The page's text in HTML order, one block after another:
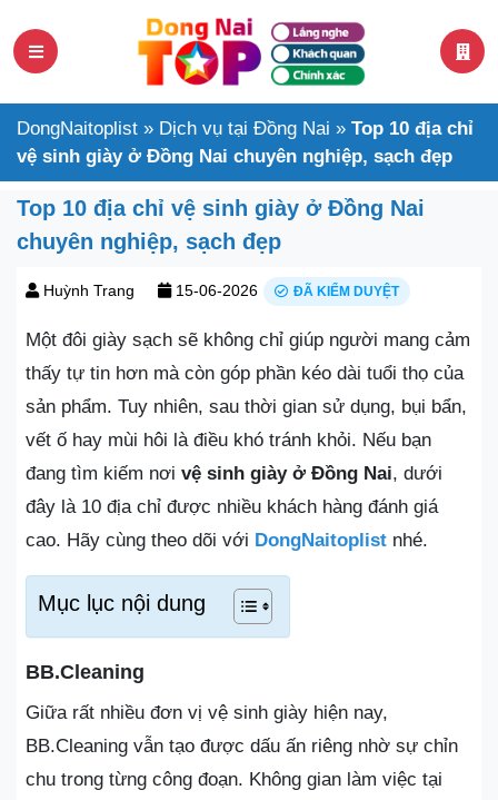
DongNaitoplist » Dịch vụ tại Đồng Nai » Top 10 địa chỉ
vệ sinh giày ở Đồng Nai chuyên nghiệp, sạch đẹp
Top 10 địa chỉ vệ sinh giày ở Đồng Nai
chuyên nghiệp, sạch đẹp
Huỳnh Trang 15-06-2026 ĐÃ KIỂM DUYỆT
Một đôi giày sạch sẽ không chỉ giúp người mang cảm
thấy tự tin hơn mà còn góp phần kéo dài tuổi thọ của
sản phẩm. Tuy nhiên, sau thời gian sử dụng, bụi bẩn,
vết ố hay mùi hôi là điều khó tránh khỏi. Nếu bạn
đang tìm kiếm nơi vệ sinh giày ở Đồng Nai, dưới
đây là 10 địa chỉ được nhiều khách hàng đánh giá
cao. Hãy cùng theo dõi với DongNaitoplist nhé.
Mục lục nội dung
BB.Cleaning
Giữa rất nhiều đơn vị vệ sinh giày hiện nay,
BB.Cleaning vẫn tạo được dấu ấn riêng nhờ sự chỉn
chu trong từng công đoạn. Không gian làm việc tại